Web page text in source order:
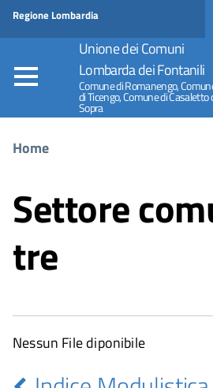
Regione
Nome
Regione Lombardia
servizi
SPID
Unione dei Comuni
Lombarda dei Fontanili
Comune di Romanengo,
di Ticengo, Comune di Casaletto
Sopra
Tu sei qui
Home
Settore
tre
Nessun File diponibile